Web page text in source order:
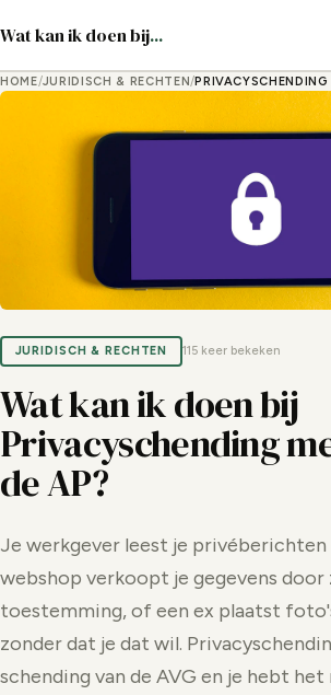
Wat kan ik doen bij...
HOME/JURIDISCH & RECHTEN/
JURIDISCH & RECHTEN 115 keer bekeken
Wat kan ik doen bij
Privacyschending
de AP?
Je werkgever leest je privéberichten
webshop verkoopt je gegevens door
toestemming, of een ex plaatst
zonder dat je dat wil.
schending van de AVG en je hebt